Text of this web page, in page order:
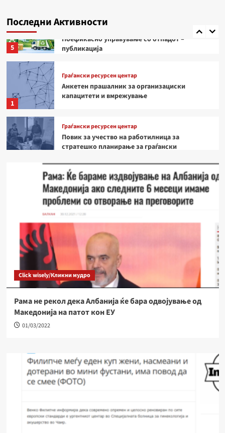
Последни Активности
5
27„
Поглавје 27 Публикација
Поефикасно управување со отпадот –
публикација
1
Граѓански ресурсен центар
Анкетен прашалник за организациски
капацитети и вмрежување
Граѓански ресурсен центар
Повик за учество на работилница за
стратешко планирање за граѓански
Граѓански ресурсен центар
Мобилниот ресурсен центар во посета на
Македонска Каменица – потребна е поголема
поддршка за локалните организации и
младите
„Граѓаните и медиумите го „озеленуваат„ Поглавјето
Поглавје 27
(Видео) Дислоцирањето на Усје е невозможна
мисија, а на Вардариште живеат 30 семејства
што бара вклучување на институции –
„Граѓаните и медиумите го „озеленуваат„ Поглавјето
Граѓански ресурсен центар
Анкетен прашалник за организациски
Click wisely/Кликни мудро
Рама не рекол дека Албанија ќе бара одвојување од
Македонија на патот кон ЕУ
01/03/2022